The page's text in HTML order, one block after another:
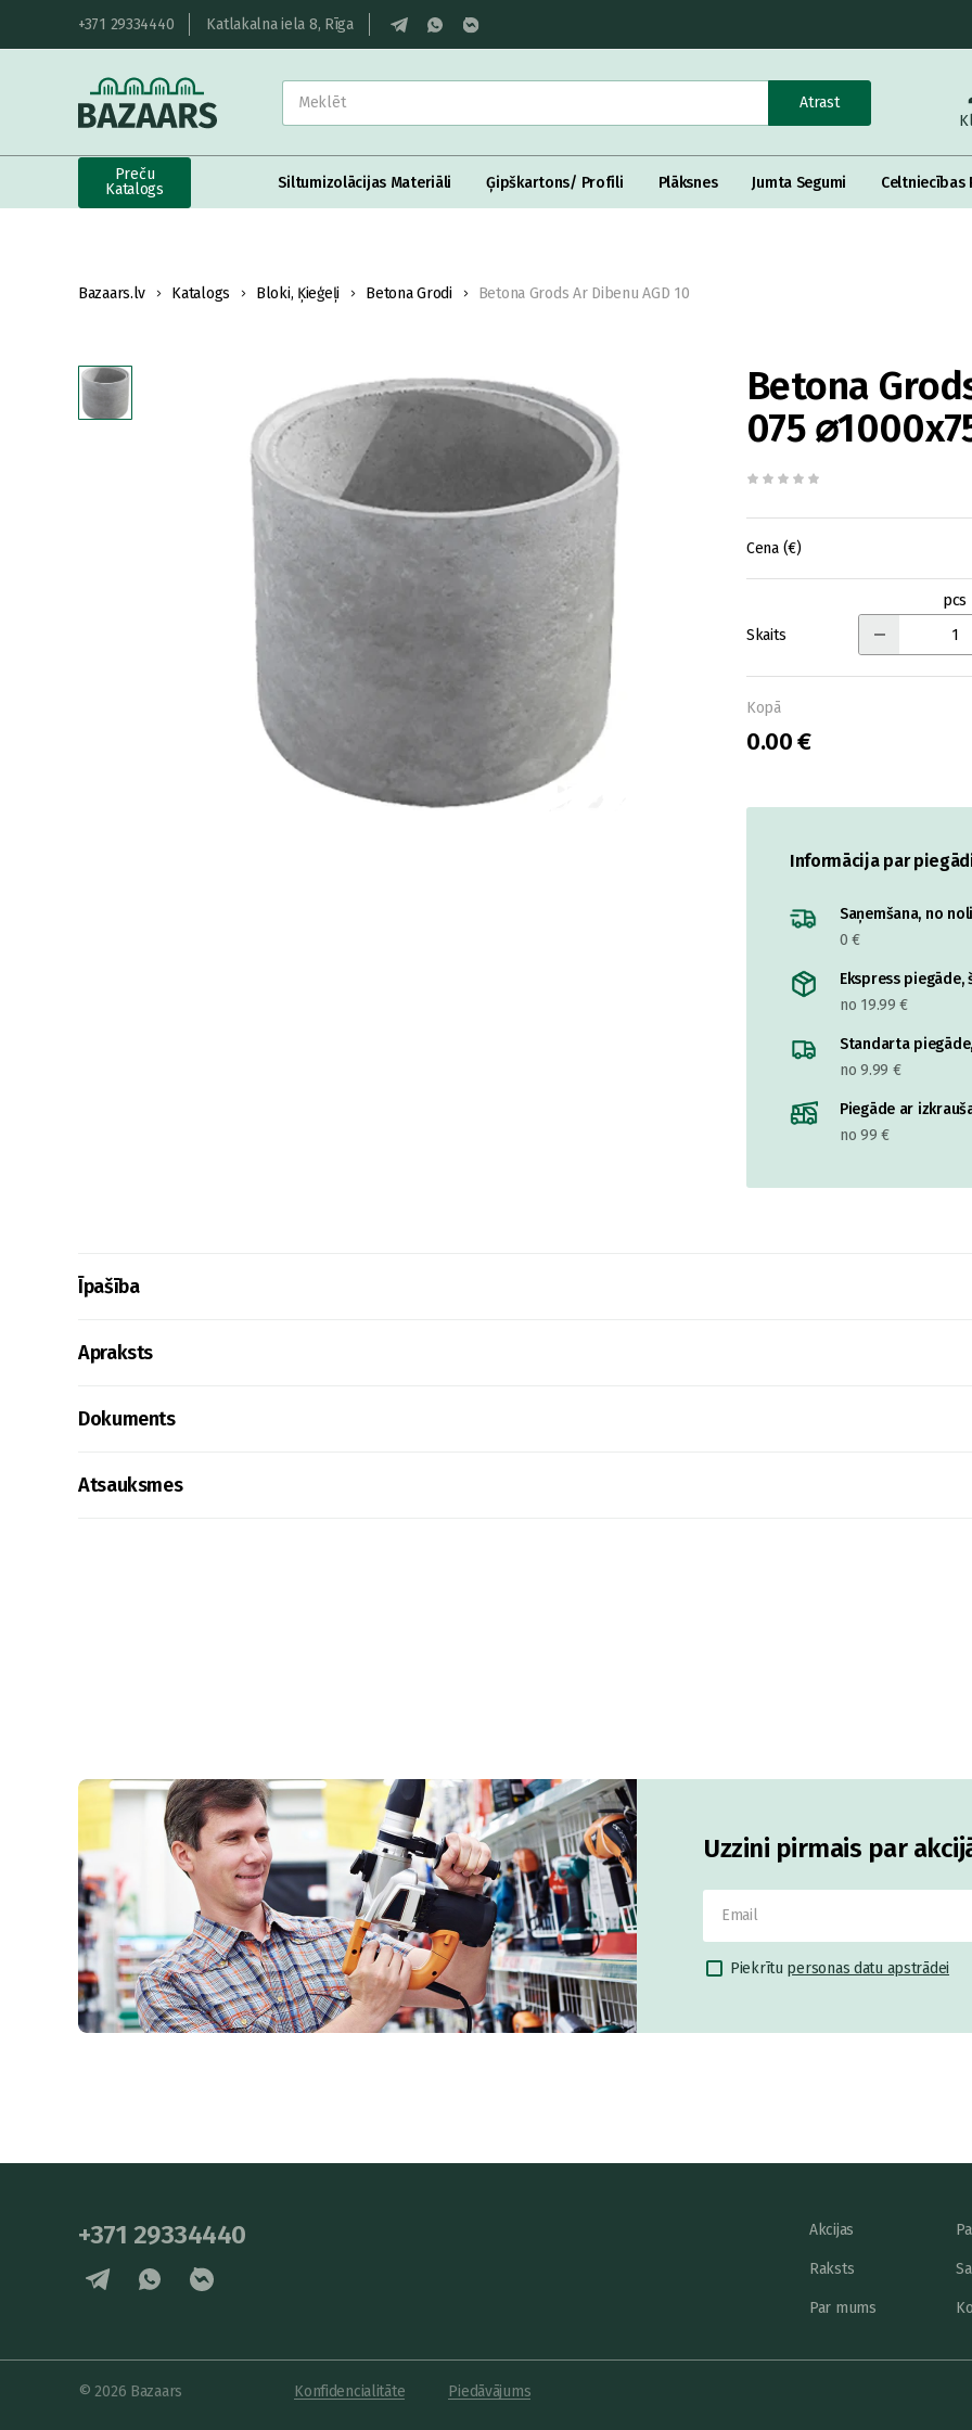
+371 29334440 Katlakalna iela 8, Rīga
Atrast
Preču
Katalogs
Siltumizolācijas Materiāli Ģipškartons/ Profili Plāksnes Jumta Segumi Celtniecības
Bazaars.lv Katalogs Bloki, Ķieģeļi Betona Grodi Betona Grods Ar Dibenu AGD 10
Betona
075
Cena (€)
Skaits
pcs
Kopā
0.00 €
Informācija par
Saņemšana, no
0 €
Ekspress
no 19.99 €
Standarta
no 9.99 €
Piegāde ar
no 99 €
Īpašība
Apraksts
Dokuments
Atsauksmes
Uzzini pirmais par
Piekrītu personas datu apstrādei
+371 29334440 Akcijas
Raksts
Par mums
© 2026 Bazaars Konfidencialitāte Piedāvājums